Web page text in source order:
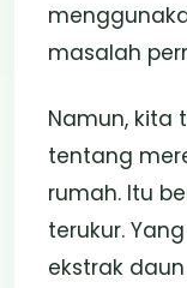
masalah
Namun, kita
tentang
rumah. Itu
terukur.
ekstrak